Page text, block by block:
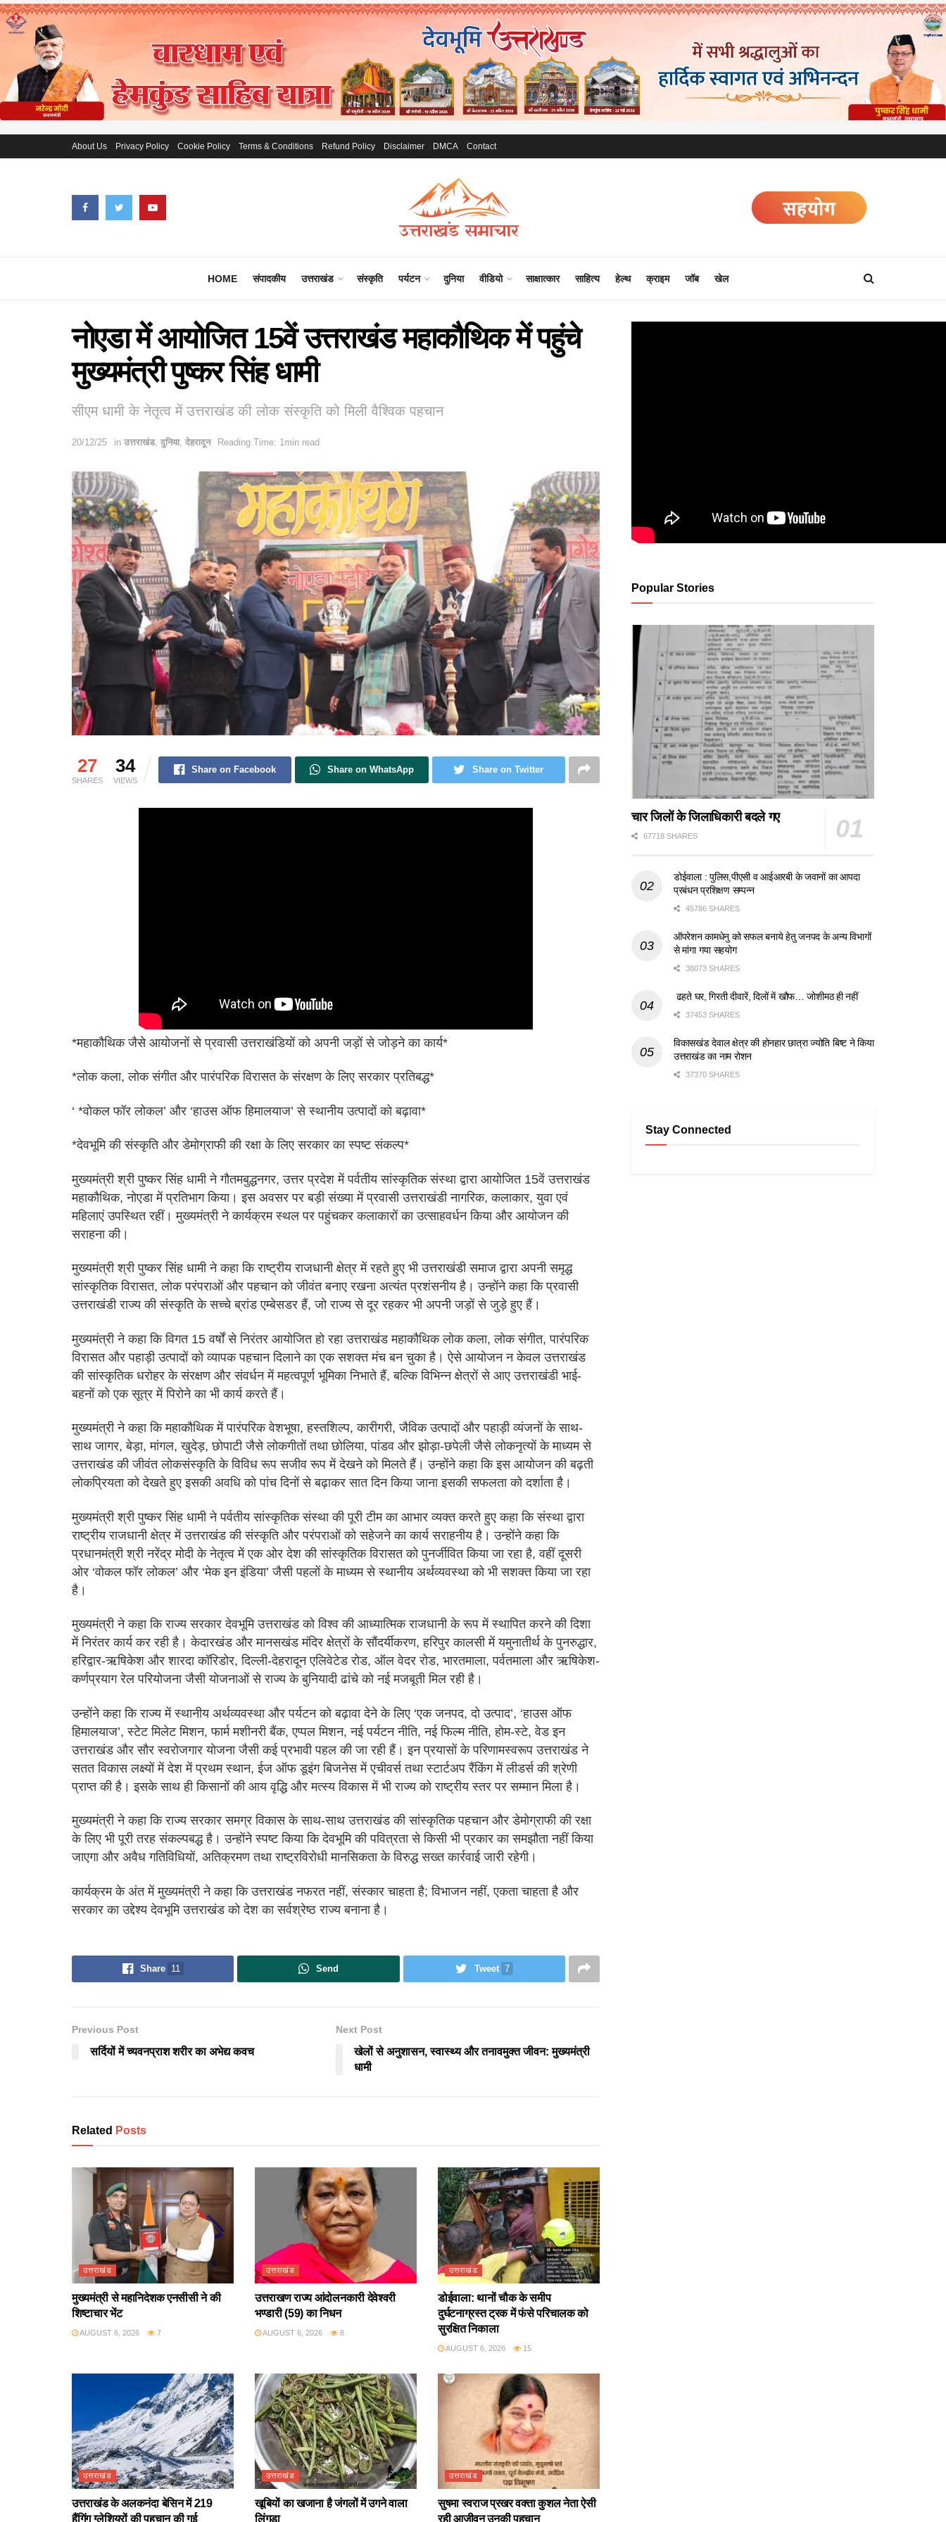
About Us Privacy Policy Cookie Policy Terms & Conditions Refund Policy Disclaimer DMCA Contact
HOME संपादकीय उत्तराखंड संस्कृति पर्यटन दुनिया वीडियो साक्षात्कार साहित्य हेल्थ क्राइम जॉब खेल
नोएडा में आयोजित 15वें उत्तराखंड महाकौथिक में पहुंचे
मुख्यमंत्री पुष्कर सिंह धामी
सीएम धामी के नेतृत्व में उत्तराखंड की लोक संस्कृति को मिली वैश्विक पहचान
20/12/25 in उत्तराखंड, दुनिया, देहरादून Reading Time: 1min read
27
SHARES
34
VIEWS
Share on Facebook Share on WhatsApp Share on Twitter
*महाकौथिक जैसे आयोजनों से प्रवासी उत्तराखंडियों को अपनी जड़ों से जोड़ने का कार्य*
*लोक कला, लोक संगीत और पारंपरिक विरासत के संरक्षण के लिए सरकार प्रतिबद्ध*
‘ *वोकल फॉर लोकल’ और ‘हाउस ऑफ हिमालयाज’ से स्थानीय उत्पादों को बढ़ावा*
*देवभूमि की संस्कृति और डेमोग्राफी की रक्षा के लिए सरकार का स्पष्ट संकल्प*
मुख्यमंत्री श्री पुष्कर सिंह धामी ने गौतमबुद्धनगर, उत्तर प्रदेश में पर्वतीय सांस्कृतिक संस्था द्वारा आयोजित 15वें उत्तराखंड
महाकौथिक, नोएडा में प्रतिभाग किया। इस अवसर पर बड़ी संख्या में प्रवासी उत्तराखंडी नागरिक, कलाकार, युवा एवं
महिलाएं उपस्थित रहीं। मुख्यमंत्री ने कार्यक्रम स्थल पर पहुंचकर कलाकारों का उत्साहवर्धन किया और आयोजन की
सराहना की।
मुख्यमंत्री श्री पुष्कर सिंह धामी ने कहा कि राष्ट्रीय राजधानी क्षेत्र में रहते हुए भी उत्तराखंडी समाज द्वारा अपनी समृद्ध
सांस्कृतिक विरासत, लोक परंपराओं और पहचान को जीवंत बनाए रखना अत्यंत प्रशंसनीय है। उन्होंने कहा कि प्रवासी
उत्तराखंडी राज्य की संस्कृति के सच्चे ब्रांड एम्बेसडर हैं, जो राज्य से दूर रहकर भी अपनी जड़ों से जुड़े हुए हैं।
मुख्यमंत्री ने कहा कि विगत 15 वर्षों से निरंतर आयोजित हो रहा उत्तराखंड महाकौथिक लोक कला, लोक संगीत, पारंपरिक
विरासत और पहाड़ी उत्पादों को व्यापक पहचान दिलाने का एक सशक्त मंच बन चुका है। ऐसे आयोजन न केवल उत्तराखंड
की सांस्कृतिक धरोहर के संरक्षण और संवर्धन में महत्वपूर्ण भूमिका निभाते हैं, बल्कि विभिन्न क्षेत्रों से आए उत्तराखंडी भाई-
बहनों को एक सूत्र में पिरोने का भी कार्य करते हैं।
मुख्यमंत्री ने कहा कि महाकौथिक में पारंपरिक वेशभूषा, हस्तशिल्प, कारीगरी, जैविक उत्पादों और पहाड़ी व्यंजनों के साथ-
साथ जागर, बेड़ा, मांगल, खुदेड़, छोपाटी जैसे लोकगीतों तथा छोलिया, पांडव और झोड़ा-छपेली जैसे लोकनृत्यों के माध्यम से
उत्तराखंड की जीवंत लोकसंस्कृति के विविध रूप सजीव रूप में देखने को मिलते हैं। उन्होंने कहा कि इस आयोजन की बढ़ती
लोकप्रियता को देखते हुए इसकी अवधि को पांच दिनों से बढ़ाकर सात दिन किया जाना इसकी सफलता को दर्शाता है।
मुख्यमंत्री श्री पुष्कर सिंह धामी ने पर्वतीय सांस्कृतिक संस्था की पूरी टीम का आभार व्यक्त करते हुए कहा कि संस्था द्वारा
राष्ट्रीय राजधानी क्षेत्र में उत्तराखंड की संस्कृति और परंपराओं को सहेजने का कार्य सराहनीय है। उन्होंने कहा कि
प्रधानमंत्री श्री नरेंद्र मोदी के नेतृत्व में एक ओर देश की सांस्कृतिक विरासत को पुनर्जीवित किया जा रहा है, वहीं दूसरी
ओर ‘वोकल फॉर लोकल’ और ‘मेक इन इंडिया’ जैसी पहलों के माध्यम से स्थानीय अर्थव्यवस्था को भी सशक्त किया जा रहा
है।
मुख्यमंत्री ने कहा कि राज्य सरकार देवभूमि उत्तराखंड को विश्व की आध्यात्मिक राजधानी के रूप में स्थापित करने की दिशा
में निरंतर कार्य कर रही है। केदारखंड और मानसखंड मंदिर क्षेत्रों के सौंदर्यीकरण, हरिपुर कालसी में यमुनातीर्थ के पुनरुद्धार,
हरिद्वार-ऋषिकेश और शारदा कॉरिडोर, दिल्ली-देहरादून एलिवेटेड रोड, ऑल वेदर रोड, भारतमाला, पर्वतमाला और ऋषिकेश-
कर्णप्रयाग रेल परियोजना जैसी योजनाओं से राज्य के बुनियादी ढांचे को नई मजबूती मिल रही है।
उन्होंने कहा कि राज्य में स्थानीय अर्थव्यवस्था और पर्यटन को बढ़ावा देने के लिए ‘एक जनपद, दो उत्पाद’, ‘हाउस ऑफ
हिमालयाज’, स्टेट मिलेट मिशन, फार्म मशीनरी बैंक, एप्पल मिशन, नई पर्यटन नीति, नई फिल्म नीति, होम-स्टे, वेड इन
उत्तराखंड और सौर स्वरोजगार योजना जैसी कई प्रभावी पहल की जा रही हैं। इन प्रयासों के परिणामस्वरूप उत्तराखंड ने
सतत विकास लक्ष्यों में देश में प्रथम स्थान, ईज ऑफ डूइंग बिजनेस में एचीवर्स तथा स्टार्टअप रैंकिंग में लीडर्स की श्रेणी
प्राप्त की है। इसके साथ ही किसानों की आय वृद्धि और मत्स्य विकास में भी राज्य को राष्ट्रीय स्तर पर सम्मान मिला है।
मुख्यमंत्री ने कहा कि राज्य सरकार समग्र विकास के साथ-साथ उत्तराखंड की सांस्कृतिक पहचान और डेमोग्राफी की रक्षा
के लिए भी पूरी तरह संकल्पबद्ध है। उन्होंने स्पष्ट किया कि देवभूमि की पवित्रता से किसी भी प्रकार का समझौता नहीं किया
जाएगा और अवैध गतिविधियों, अतिक्रमण तथा राष्ट्रविरोधी मानसिकता के विरुद्ध सख्त कार्रवाई जारी रहेगी।
कार्यक्रम के अंत में मुख्यमंत्री ने कहा कि उत्तराखंड नफरत नहीं, संस्कार चाहता है; विभाजन नहीं, एकता चाहता है और
सरकार का उद्देश्य देवभूमि उत्तराखंड को देश का सर्वश्रेष्ठ राज्य बनाना है।
Share 11 Send Tweet 7
Previous Post
सर्दियों में च्यवनप्राश शरीर का अभेद्य कवच
Next Post
खेलों से अनुशासन, स्वास्थ्य और तनावमुक्त जीवन: मुख्यमंत्री
धामी
Related Posts
उत्तराखंड
मुख्यमंत्री से महानिदेशक एनसीसी ने की
शिष्टाचार भेंट
AUGUST 6, 2026 7
उत्तराखंड
उत्तराखण राज्य आंदोलनकारी देवेश्वरी
भण्डारी (59) का निधन
AUGUST 6, 2026 8
उत्तराखंड
डोईवाला: थानों चौक के समीप
दुर्घटनाग्रस्त ट्रक में फंसे परिचालक को
सुरक्षित निकाला
AUGUST 6, 2026 15
उत्तराखंड
उत्तराखंड के अलकनंदा बेसिन में 219
हैंगिंग ग्लेशियरों की पहचान की गई
उत्तराखंड
खूबियों का खजाना है जंगलों में उगने वाला
लिंगुड़ा
उत्तराखंड
सुषमा स्वराज प्रखर वक्ता कुशल नेता ऐसी
रही आजीवन उनकी पहचान
Popular Stories
चार जिलों के जिलाधिकारी बदले गए
67718 SHARES
डोईवाला : पुलिस,पीएसी व आईआरबी के जवानों का आपदा
प्रबंधन प्रशिक्षण सम्पन्न
45786 SHARES
ऑपरेशन कामधेनु को सफल बनाये हेतु जनपद के अन्य विभागों
से मांगा गया सहयोग
38073 SHARES
ढहते घर, गिरती दीवारें, दिलों में खौफ… जोशीमठ ही नहीं
37453 SHARES
विकासखंड देवाल क्षेत्र की होनहार छात्रा ज्योति बिष्ट ने किया
उत्तराखंड का नाम रोशन
37370 SHARES
Stay Connected